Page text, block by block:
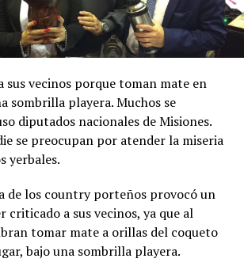
sus vecinos porque toman mate en
sombrilla playera. Muchos se
diputados nacionales de Misiones.
se preocupan por atender la miseria
yerbales.
de los country porteños provocó un
criticado a sus vecinos, ya que al
tomar mate a orillas del coqueto
bajo una sombrilla playera.